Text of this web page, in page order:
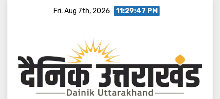
Fri. Aug 7th, 2026 11:29:48 PM